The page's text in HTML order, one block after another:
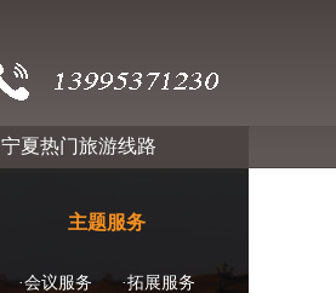
宁夏热门旅游线路
主题服务
·会议服务 ·拓展服务